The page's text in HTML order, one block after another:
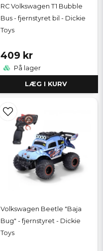
RC Volkswagen T1 Bubble
Bus - fjernstyret bil - Dickie
Toys
409 kr
På lager
LÆG I KURV
Volkswagen Beetle "Baja
Bug" - fjernstyret - Dickie
Toys